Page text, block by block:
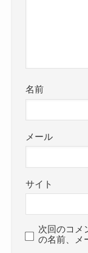
名前
メール
サイト
次回のコメ
の名前、メ